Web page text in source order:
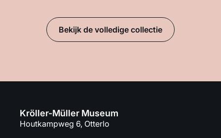
Bekijk de volledige collectie
Kröller-Müller Museum
Houtkampweg 6, Otterlo